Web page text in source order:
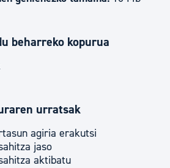
beharreko kopurua
urratsak
agiria erakutsi
jaso
aktibatu